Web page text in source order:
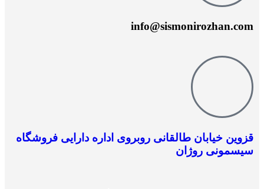
info@sismonirozhan.com
قزوین خیابان طالقانی روبروی اداره دارایی فروشگاه
سیسمونی روژان